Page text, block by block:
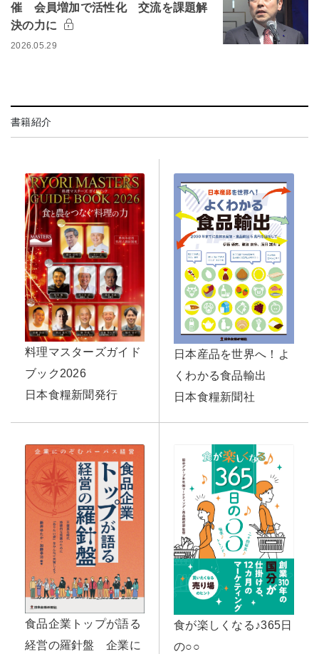
催 会員増加で活性化 交流を課題解
決の力に
2026.05.29
書籍紹介
料理マスターズガイド
ブック2026
日本食糧新聞発行
日本産品を世界へ！よ
くわかる食品輸出
日本食糧新聞社
食品企業トップが語る
経営の羅針盤 企業に
食が楽しくなる♪365日
の○○